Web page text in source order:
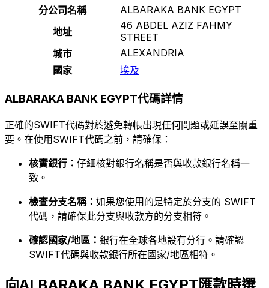
分公司名稱
ALBARAKA BANK EGYPT
地址
46 ABDEL AZIZ FAHMY
STREET
城市
ALEXANDRIA
國家
埃及
ALBARAKA BANK EGYPT代碼詳情
正確的SWIFT代碼對於避免轉帳出現任何問題或延誤至關重
要。在使用SWIFT代碼之前，請確保：
核實銀行： 仔細核對銀行名稱是否與收款銀行名稱一
致。
檢查分支名稱： 如果您使用的是特定於分支的 SWIFT
代碼，請確保此分支與收款方的分支相符。
確認國家/地區： 銀行在全球各地設有分行。請確認
SWIFT代碼與收款銀行所在國家/地區相符。